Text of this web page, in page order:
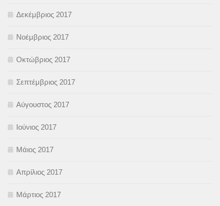
Δεκέμβριος 2017
Νοέμβριος 2017
Οκτώβριος 2017
Σεπτέμβριος 2017
Αύγουστος 2017
Ιούνιος 2017
Μάιος 2017
Απρίλιος 2017
Μάρτιος 2017